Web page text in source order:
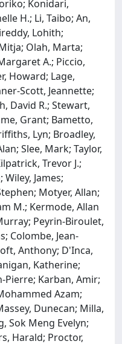
Konidari,
H.; Li, Taibo; An,
Lohith;
Olah, Marta;
A.; Piccio,
Howard; Lage,
Scott, Jeannette;
David R.; Stewart,
Grant; Bametto,
Lyn; Broadley,
Slee, Mark; Taylor,
Trevor J.;
James;
Motyer, Allan;
M.; Kermode, Allan
Peyrin-Biroulet,
Colombe, Jean-
Anthony; D'Inca,
Katherine;
Pierre; Karban, Amir;
Azam;
Dunecan; Milla,
Sok Meng Evelyn;
Harald; Proctor,